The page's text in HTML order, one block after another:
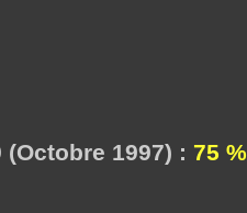
1997) : 75 %